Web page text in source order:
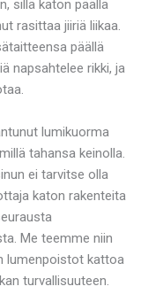
sillä katon päällä
rasittaa jiiriä liikaa.
päällä
napsahtelee rikki, ja
lumikuorma
tahansa keinolla.
ei tarvitse olla
katon rakenteita
Me teemme niin
lumenpoistot kattoa
turvallisuuteen.